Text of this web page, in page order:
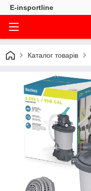
E-insportline
Каталог товарів